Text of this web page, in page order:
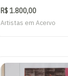
R$1.800,00
Artistas em Acervo